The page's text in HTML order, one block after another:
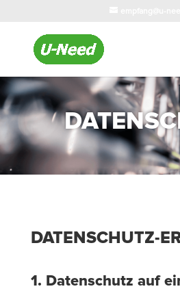
DATENSCHUTZ-
1. Datenschutz auf